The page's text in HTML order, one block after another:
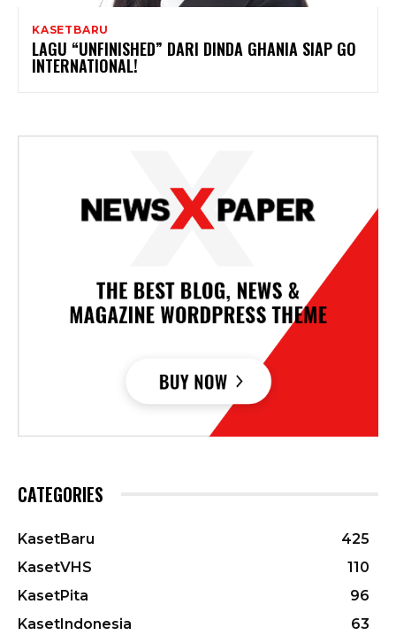
KASETBARU
LAGU “UNFINISHED” DARI DINDA GHANIA SIAP GO
INTERNATIONAL!
CATEGORIES
KasetBaru
425
KasetVHS
110
KasetPita
96
KasetIndonesia
63